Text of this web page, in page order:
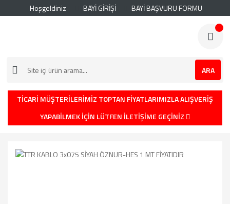
Hoşgeldiniz BAYİ GİRİŞİ BAYİ BAŞVURU FORMU
ARA
TİCARİ MÜŞTERİLERİMİZ TOPTAN FİYATLARIMIZLA ALIŞVERİŞ
YAPABİLMEK İÇİN LÜTFEN İLETİŞİME GEÇİNİZ